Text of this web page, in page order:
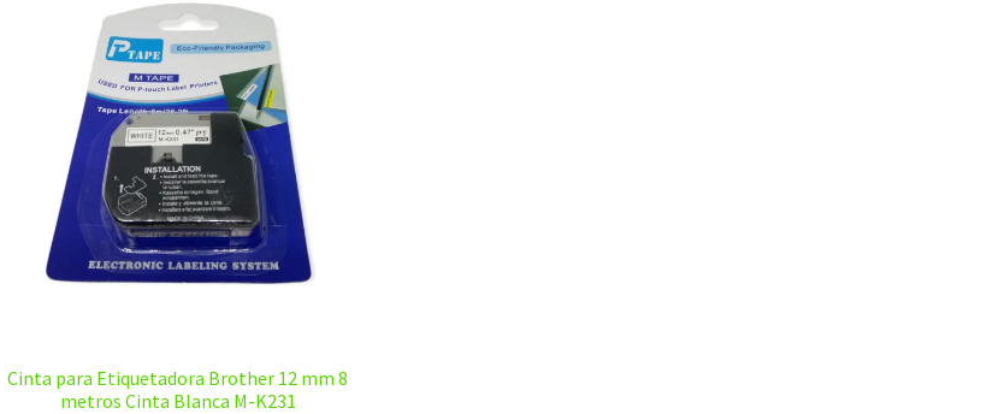
Cinta para Etiquetadora Brother 12 mm 8
metros Cinta Blanca M-K231